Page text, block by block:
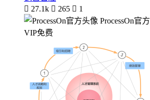
 27.1k  265  1
ProcessOn官方
VIP免费